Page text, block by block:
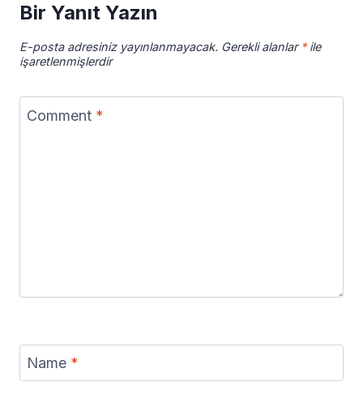
Bir Yanıt Yazın
E-posta adresiniz yayınlanmayacak. Gerekli alanlar *ile
işaretlenmişlerdir
Comment *
Name *